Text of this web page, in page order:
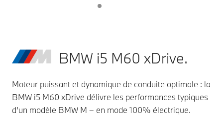
BMW i5 M60 xDrive.
Moteur puissant et dynamique de conduite optimale : la
BMW i5 M60 xDrive délivre les performances typiques
d’un modèle BMW M – en mode 100% électrique.